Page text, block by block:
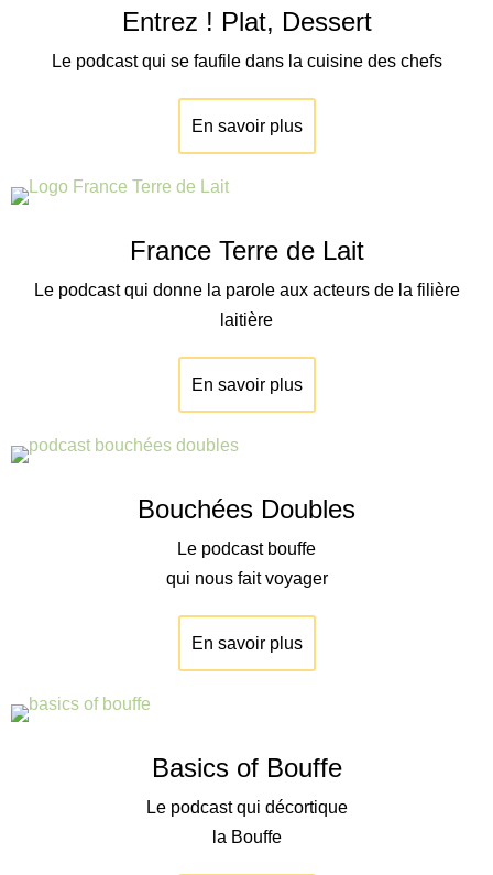
Entrez ! Plat, Dessert
Le podcast qui se faufile dans la cuisine des chefs
En savoir plus
France Terre de Lait
Le podcast qui donne la parole aux acteurs de la filière
laitière
En savoir plus
Bouchées Doubles
Le podcast bouffe
qui nous fait voyager
En savoir plus
Basics of Bouffe
Le podcast qui décortique
la Bouffe